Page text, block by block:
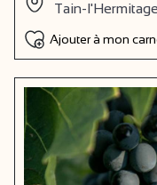
Tain-l'Hermitage
Ajouter à mon